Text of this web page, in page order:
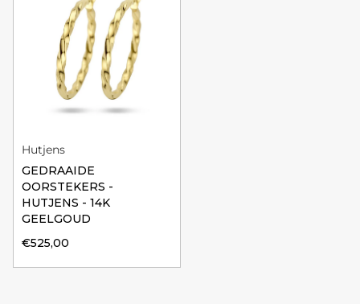
Hutjens
GEDRAAIDE
OORSTEKERS -
HUTJENS - 14K
GEELGOUD
€525,00